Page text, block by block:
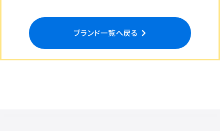
ブランド一覧へ戻る